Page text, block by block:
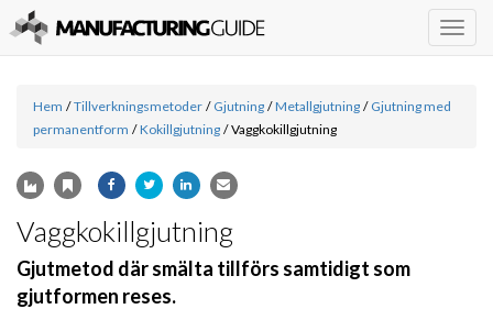
Hem / Tillverkningsmetoder / Gjutning / Metallgjutning / Gjutning med
permanentform / Kokillgjutning / Vaggkokillgjutning
Vaggkokillgjutning
Gjutmetod där smälta tillförs samtidigt som
gjutformen reses.